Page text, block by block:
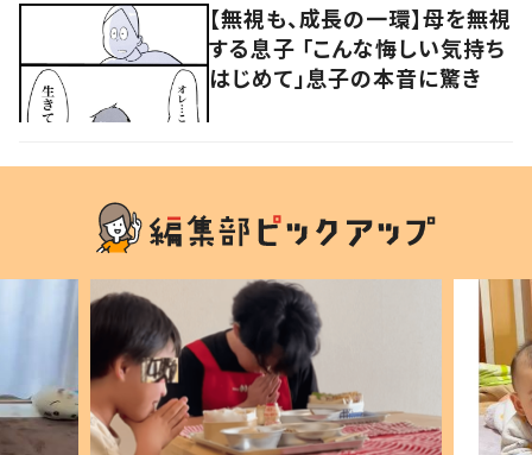
【無視も、成長の一環】母を無視
する息子 「こんな悔しい気持ち
はじめて」息子の本音に驚き